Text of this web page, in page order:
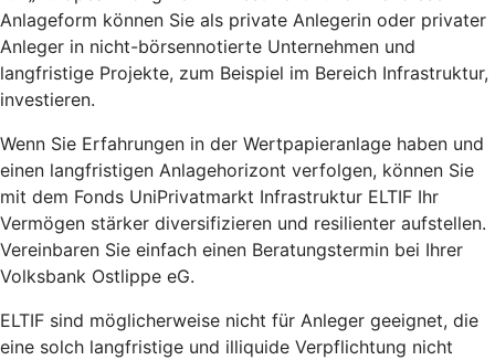
Anlageform können Sie als private Anlegerin oder privater
Anleger in nicht-börsennotierte Unternehmen und
langfristige Projekte, zum Beispiel im Bereich Infrastruktur,
investieren.
Wenn Sie Erfahrungen in der Wertpapieranlage haben und
einen langfristigen Anlagehorizont verfolgen, können Sie
mit dem Fonds UniPrivatmarkt Infrastruktur ELTIF Ihr
Vermögen stärker diversifizieren und resilienter aufstellen.
Vereinbaren Sie einfach einen Beratungstermin bei Ihrer
Volksbank Ostlippe eG.
ELTIF sind möglicherweise nicht für Anleger geeignet, die
eine solch langfristige und illiquide Verpflichtung nicht